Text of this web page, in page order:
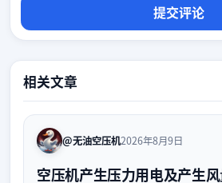
相关文章
@无油空压机2026年8月9日
空压机产生压力用电及产生